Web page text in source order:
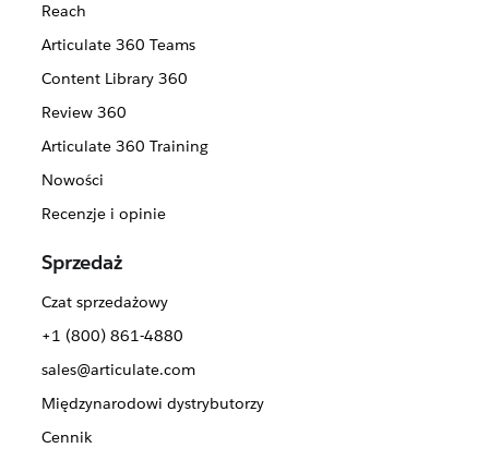
Reach
Articulate 360 Teams
Content Library 360
Review 360
Articulate 360 Training
Nowości
Recenzje i opinie
Sprzedaż
Czat sprzedażowy
+1 (800) 861-4880
sales@articulate.com
Międzynarodowi dystrybutorzy
Cennik